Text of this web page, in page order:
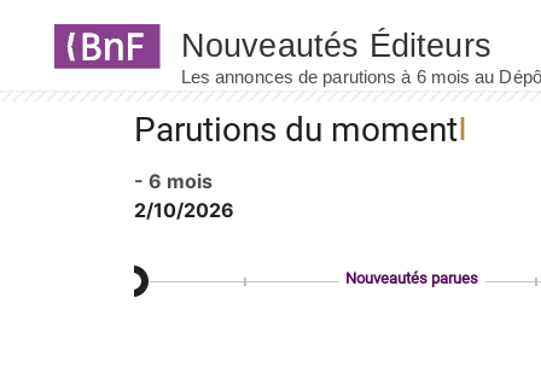
Parutions du moment
- 6 mois
2/10/2026
Nouveautés parues